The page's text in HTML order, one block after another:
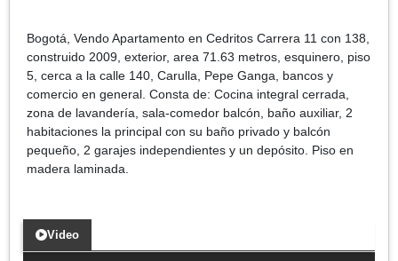
Bogotá, Vendo Apartamento en Cedritos Carrera 11 con 138,
construido 2009, exterior, area 71.63 metros, esquinero, piso
5, cerca a la calle 140, Carulla, Pepe Ganga, bancos y
comercio en general. Consta de: Cocina integral cerrada,
zona de lavandería, sala-comedor balcón, baño auxiliar, 2
habitaciones la principal con su baño privado y balcón
pequeño, 2 garajes independientes y un depósito. Piso en
madera laminada.
Video